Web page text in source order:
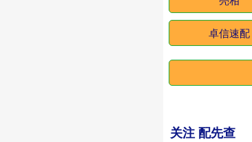
卓信速配
关注 配先查